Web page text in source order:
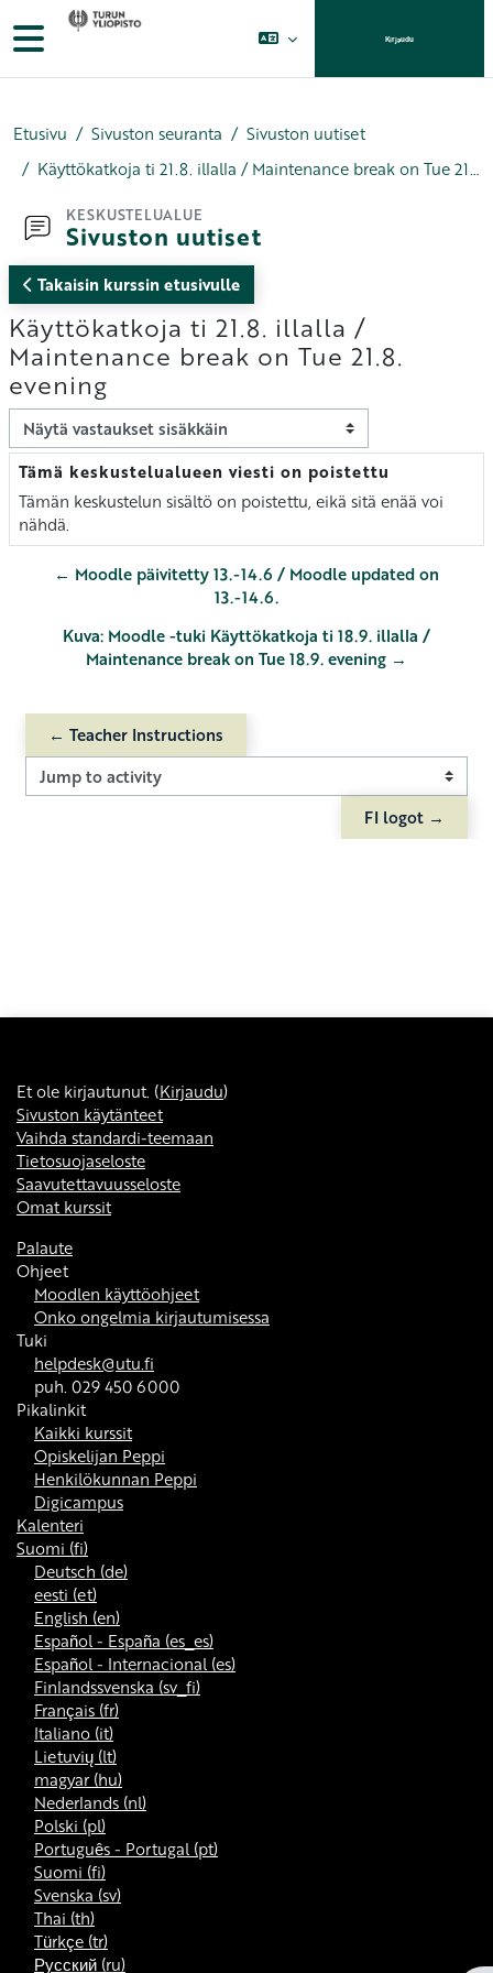
Siirry pääsisältöön
Sivupaneeli Kirjaudu
Etusivu Sivuston seuranta
Sivuston uutiset
Käyttökatkoja ti 21.8. illalla / Maintenance break on Tue 21.8. evening
KESKUSTELUALUE
Sivuston uutiset
Takaisin kurssin etusivulle
Käyttökatkoja ti 21.8. illalla /
Maintenance break on Tue 21.8.
evening
Näytön tila
Tämä keskustelualueen viesti on poistettu
Vastausten määrä: 0
Tämän keskustelun sisältö on poistettu, eikä sitä enää voi
nähdä.
← Moodle päivitetty 13.-14.6 / Moodle updated on
13.-14.6.
Kuva: Moodle -tuki Käyttökatkoja ti 18.9. illalla /
Maintenance break on Tue 18.9. evening →
← Teacher Instructions
Jump to activity
FI logot →
Et ole kirjautunut. (Kirjaudu)
Sivuston käytänteet
Vaihda standardi-teemaan
Tietosuojaseloste
Saavutettavuusseloste
Omat kurssit
Palaute
Ohjeet
Moodlen käyttöohjeet
Onko ongelmia kirjautumisessa
Tuki
helpdesk@utu.fi
puh. 029 450 6000
Pikalinkit
Kaikki kurssit
Opiskelijan Peppi
Henkilökunnan Peppi
Digicampus
Kalenteri
Suomi ‎(fi)‎
Deutsch ‎(de)‎
eesti ‎(et)‎
English ‎(en)‎
Español - España ‎(es_es)‎
Español - Internacional ‎(es)‎
Finlandssvenska ‎(sv_fi)‎
Français ‎(fr)‎
Italiano ‎(it)‎
Lietuvių ‎(lt)‎
magyar ‎(hu)‎
Nederlands ‎(nl)‎
Polski ‎(pl)‎
Português - Portugal ‎(pt)‎
Suomi ‎(fi)‎
Svenska ‎(sv)‎
Thai ‎(th)‎
Türkçe ‎(tr)‎
Русский ‎(ru)‎